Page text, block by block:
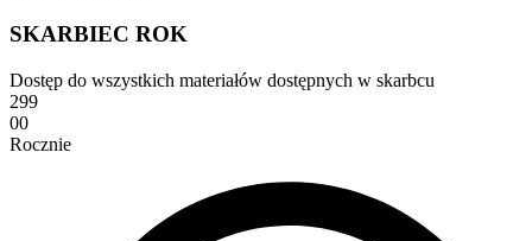
SKARBIEC ROK
Dostęp do wszystkich materiałów dostępnych w skarbcu
299
00
Rocznie